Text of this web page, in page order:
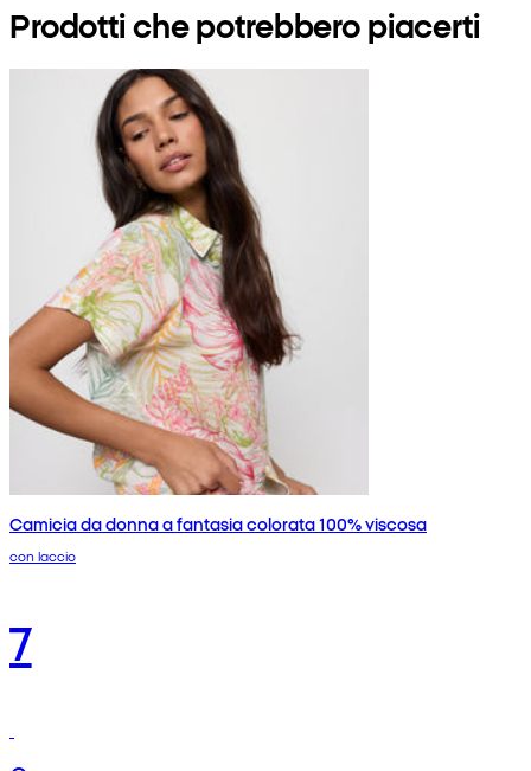
Prodotti che potrebbero piacerti
Camicia da donna a fantasia colorata 100% viscosa
con laccio
7